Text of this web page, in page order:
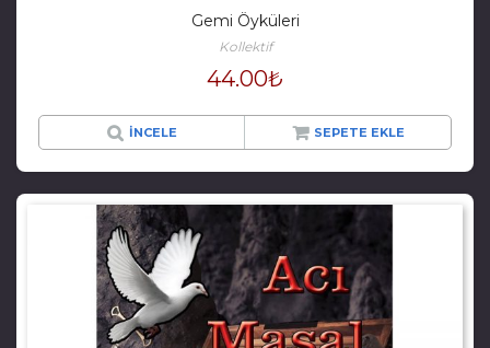
Gemi Öyküleri
Kollektif
44.00₺
İNCELE SEPETE EKLE